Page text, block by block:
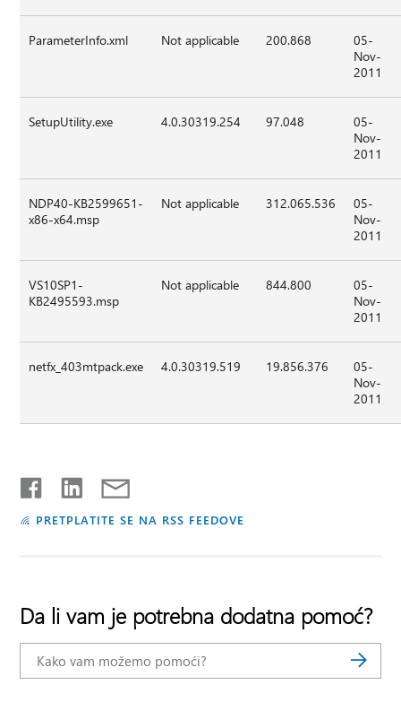
ParameterInfo.xml Not applicable 200.868
05-
Nov-
2011
SetupUtility.exe 4.0.30319.254 97.048
05-
Nov-
2011
NDP40-KB2599651-
x86-x64.msp
Not applicable 312.065.536
05-
Nov-
2011
VS10SP1-
KB2495593.msp
Not applicable 844.800
05-
Nov-
2011
netfx_403mtpack.exe 4.0.30319.519 19.856.376
05-
Nov-
2011
PRETPLATITE SE NA RSS FEEDOVE
Da li vam je potrebna dodatna pomoć?